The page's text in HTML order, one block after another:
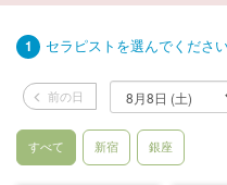
1 セラピストを選んでくださ
前の日
すべて 新宿 銀座